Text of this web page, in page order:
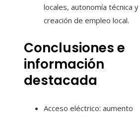
locales, autonomía técnica y
creación de empleo local.
Conclusiones e
información
destacada
Acceso eléctrico: aumento